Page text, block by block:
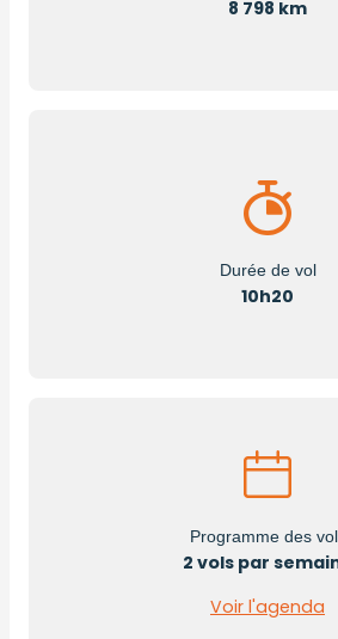
8 798 km
Durée de vol
10h20
Programme des
2 vols par
Voir l'agenda